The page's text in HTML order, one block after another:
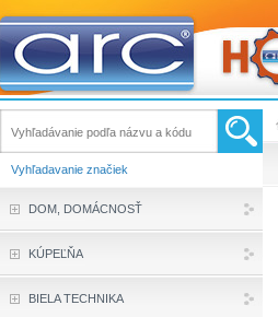
Vyhľadavanie značiek
DOM, DOMÁCNOSŤ
KÚPEĽŇA
BIELA TECHNIKA